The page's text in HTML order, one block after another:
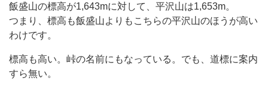
飯盛山の標高が1,643mに対して、平沢山は1,653m。
つまり、標高も飯盛山よりもこちらの平沢山のほうが高い
わけです。
標高も高い。峠の名前にもなっている。でも、道標に案内
すら無い。